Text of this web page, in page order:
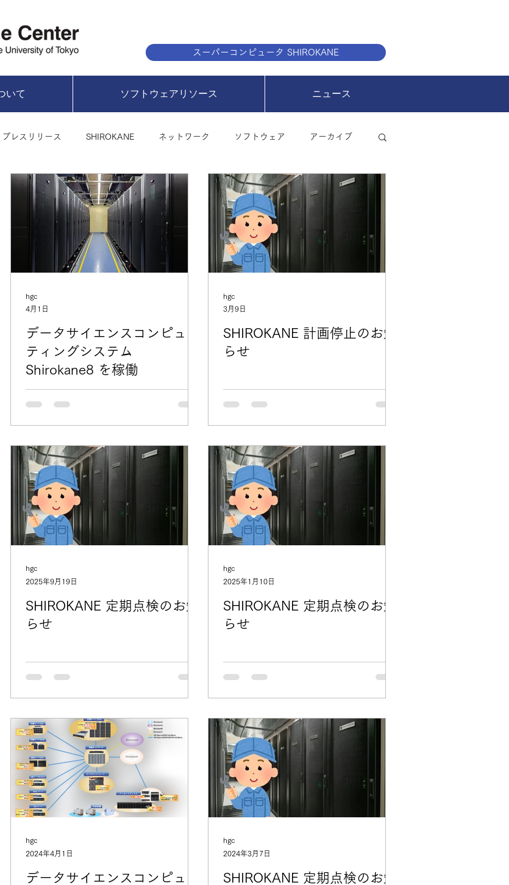
スーパーコンピュータ SHIROKANE
いて ソフトウェアリソース ニュース
プレスリリース SHIROKANE ネットワーク ソフトウェア アーカイブ
データサイエンスコンピュー
ティングシステム
Shirokane8 を稼働
hgc
4月1日
SHIROKANE 計画停止のお知
らせ
hgc
3月9日
SHIROKANE 定期点検のお知
らせ
hgc
2025年9月19日
SHIROKANE 定期点検のお知
らせ
hgc
2025年1月10日
データサイエンスコンピュー
hgc
2024年4月1日
SHIROKANE 定期点検のお知
hgc
2024年3月7日